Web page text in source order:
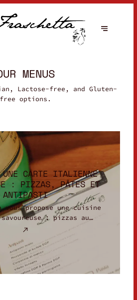
MENUS
Lactose-free, and Gluten-
free options.
UNE CARTE ITALIENNE
: PIZZAS, PÂTES ET
ANTIPASTI
vous propose une cuisine
: pizzas au
fraîches et spécialités